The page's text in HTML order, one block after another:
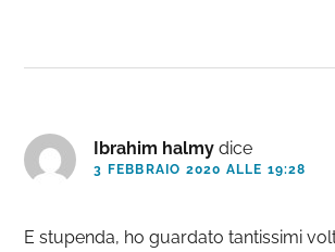
Ibrahim halmy dice
3 FEBBRAIO 2020 ALLE 19:28
E stupenda, ho guardato tantissimi